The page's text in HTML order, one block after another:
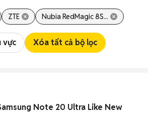
ZTE Nubia RedMagic 8S...
vực Xóa tất cả bộ lọc
Note 20 Ultra Like New